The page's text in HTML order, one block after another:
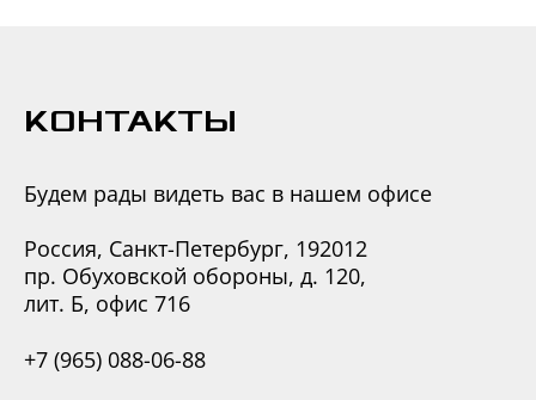
КОНТАКТЫ
Будем рады видеть вас в нашем офисе
Россия, Санкт-Петербург, 192012
пр. Обуховской обороны, д. 120,
лит. Б, офис 716
+7 (965) 088-06-88